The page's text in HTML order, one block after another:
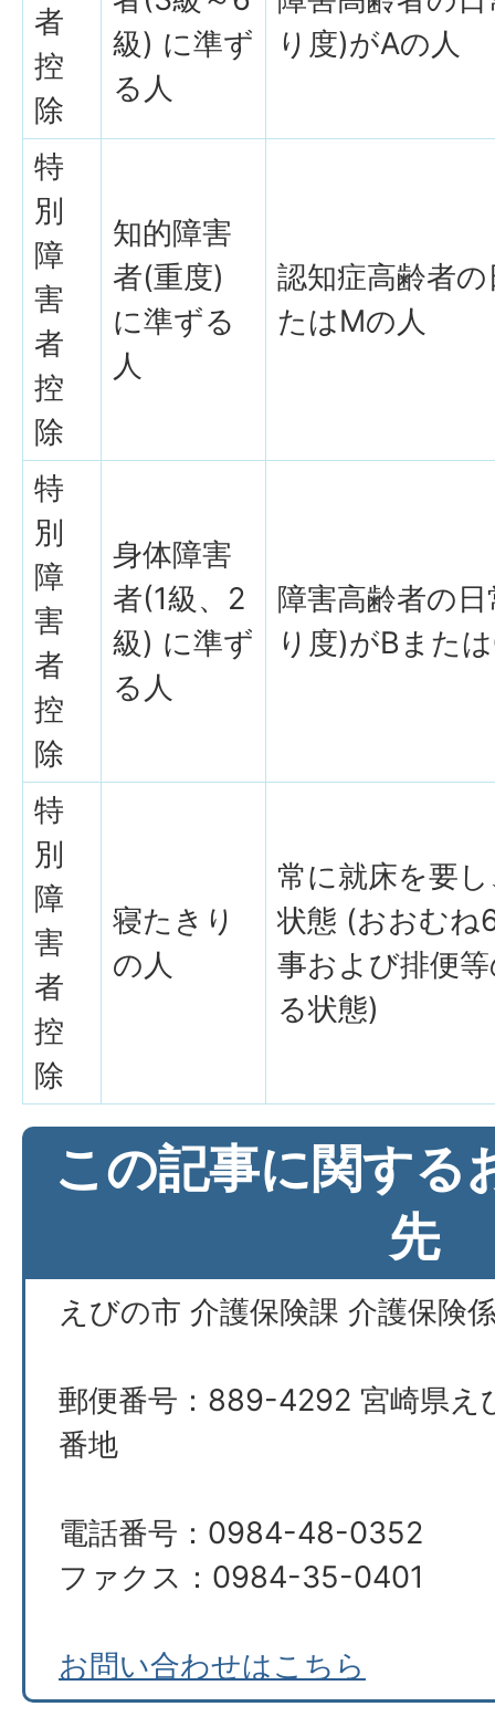
者
控
除
級) に準ず
る人
り度)がAの人
特
別
障
害
者
控
除
知的障害
者(重度)
に準ずる
人
認知症高齢者
たはMの人
特
別
障
害
者
控
除
身体障害
者(1級、2
級) に準ず
る人
障害高齢者の
り度)がBまた
特
別
障
害
者
控
除
寝たきり
の人
常に就床を要
状態 (おおむね
事および排便
る状態)
この記事に関する
先
えびの市 介護保険課 介護保険
郵便番号：889-4292 宮崎県え
番地
電話番号：0984-48-0352
ファクス：0984-35-0401
お問い合わせはこちら